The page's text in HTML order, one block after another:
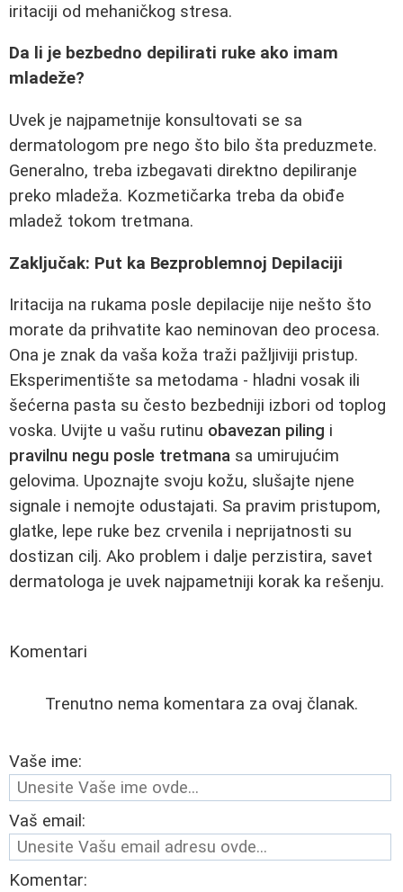
iritaciji od mehaničkog stresa.
Da li je bezbedno depilirati ruke ako imam
mladeže?
Uvek je najpametnije konsultovati se sa
dermatologom pre nego što bilo šta preduzmete.
Generalno, treba izbegavati direktno depiliranje
preko mladeža. Kozmetičarka treba da obiđe
mladež tokom tretmana.
Zaključak: Put ka Bezproblemnoj Depilaciji
Iritacija na rukama posle depilacije nije nešto što
morate da prihvatite kao neminovan deo procesa.
Ona je znak da vaša koža traži pažljiviji pristup.
Eksperimentište sa metodama - hladni vosak ili
šećerna pasta su često bezbedniji izbori od toplog
voska. Uvijte u vašu rutinu obavezan piling i
pravilnu negu posle tretmana sa umirujućim
gelovima. Upoznajte svoju kožu, slušajte njene
signale i nemojte odustajati. Sa pravim pristupom,
glatke, lepe ruke bez crvenila i neprijatnosti su
dostizan cilj. Ako problem i dalje perzistira, savet
dermatologa je uvek najpametniji korak ka rešenju.
Komentari
Trenutno nema komentara za ovaj članak.
Vaše ime:
Vaš email:
Komentar: